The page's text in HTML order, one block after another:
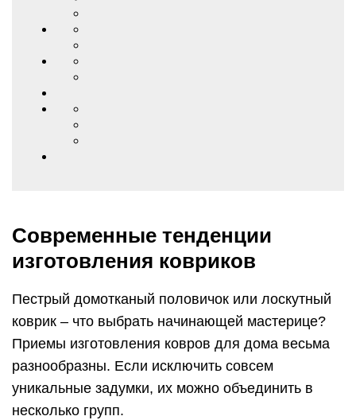
Современные тенденции
изготовления ковриков
Пестрый домотканый половичок или лоскутный
коврик – что выбрать начинающей мастерице?
Приемы изготовления ковров для дома весьма
разнообразны. Если исключить совсем
уникальные задумки, их можно объединить в
несколько групп.